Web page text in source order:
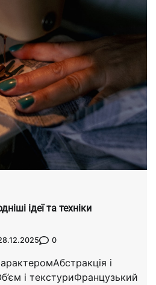
ідеї та техніки
0
і
і текстуриФранцузький